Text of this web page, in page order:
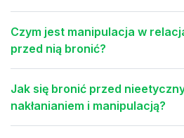
Czym jest manipulacja w
przed nią bronić?
Jak się bronić przed
nakłanianiem i manipulacją?